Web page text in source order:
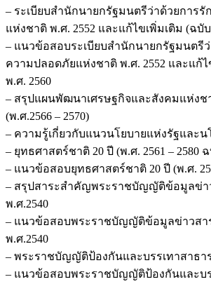
– ระเบียบสำนักนายกรัฐมนตรีว่าด้วยการ
แห่งชาติ พ.ศ. 2552 และแก้ไขเพิ่มเติม (ฉบั
– แนวข้อสอบระเบียบสำนักนายกรัฐมนตรี
ความปลอดภัยแห่งชาติ พ.ศ. 2552 และแก้
พ.ศ. 2560
– สรุปแผนพัฒนาเศรษฐกิจและสังคมแห่งช
(พ.ศ.2566 – 2570)
– ความรู้เกี่ยวกับแนวนโยบายแห่งรัฐและน
– ยุทธศาสตร์ชาติ 20 ปี (พ.ศ. 2561 – 2580
– แนวข้อสอบยุทธศาสตร์ชาติ 20 ปี (พ.ศ.
– สรุปสาระสำคัญพระราชบัญญัติข้อมูลข่า
พ.ศ.2540
– แนวข้อสอบพระราชบัญญัติข้อมูลข่าวสา
พ.ศ.2540
– พระราชบัญญัติป้องกันและบรรเทาสาธา
– แนวข้อสอบพระราชบัญญัติป้องกันและบ